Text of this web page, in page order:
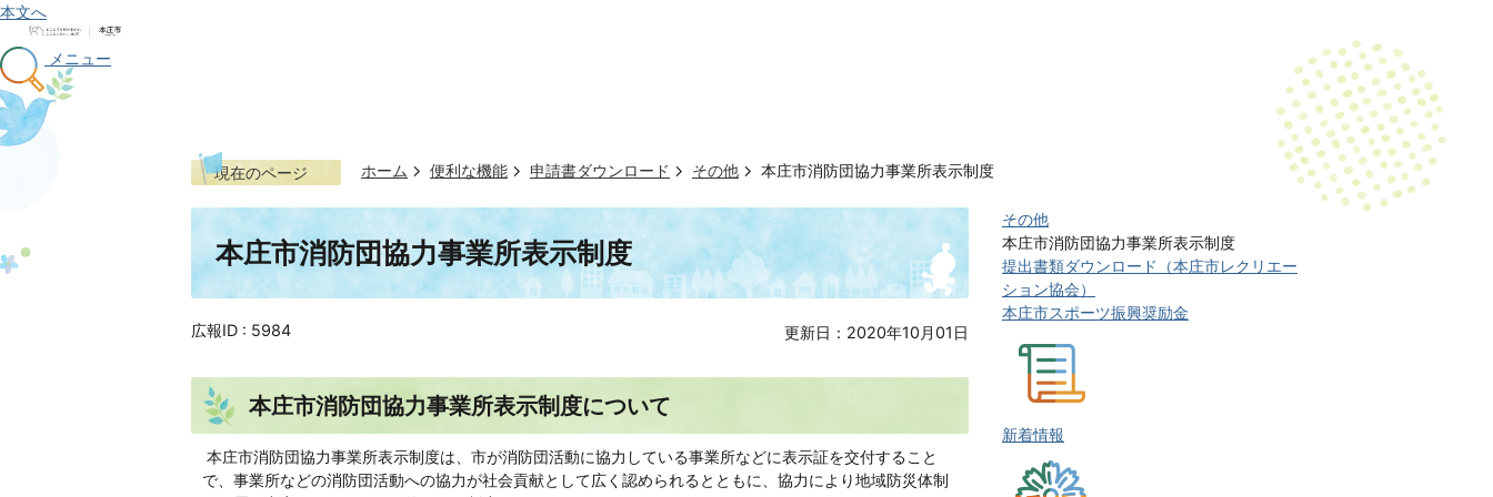
本文へ
メニュー
現在のページ ホーム 便利な機能 申請書ダウンロード その他 本庄市消防団協力事業所表示制度
本庄市消防団協力事業所表示制度
更新日：2020年10月01日
広報ID : 5984
本庄市消防団協力事業所表示制度について
本庄市消防団協力事業所表示制度は、市が消防団活動に協力している事業所などに表示証を交付すること
で、事業所などの消防団活動への協力が社会貢献として広く認められるとともに、協力により地域防災体制
その他
本庄市消防団協力事業所表示制度
提出書類ダウンロード（本庄市レクリエー
ション協会）
本庄市スポーツ振興奨励金
新着情報